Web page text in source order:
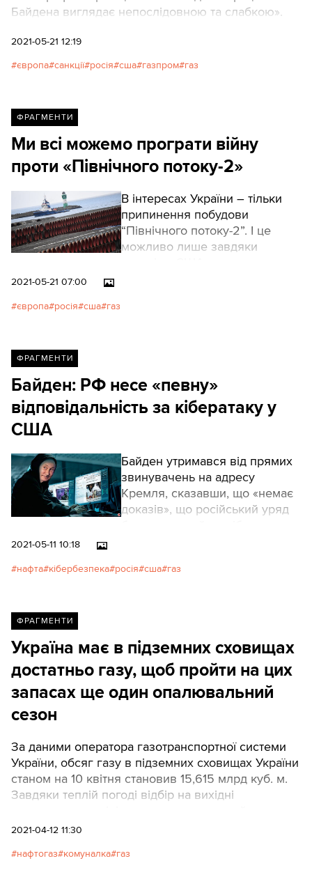
Байдена виглядає непослідовною та слабкою».
2021-05-21 12:19
європа санкції росія сша газпром газ
ФРАГМЕНТИ
Ми всі можемо програти війну
проти «Північного потоку-2»
В інтересах України – тільки
припинення побудови
“Північного потоку-2”. І це
можливо лише завдяки
2021-05-21 07:00
європа росія сша газ
ФРАГМЕНТИ
Байден: РФ несе «певну»
відповідальність за кібератаку у
США
Байден утримався від прямих
звинувачень на адресу
Кремля, сказавши, що «немає
доказів», що російський уряд
забезпечення, яке вони
2021-05-11 10:18
нафта кібербезпека росія сша газ
ФРАГМЕНТИ
Україна має в підземних сховищах
достатньо газу, щоб пройти на цих
запасах ще один опалювальний
сезон
За даними оператора газотранспортної системи
України, обсяг газу в підземних сховищах України
станом на 10 квітня становив 15,615 млрд куб. м.
Завдяки теплій погоді відбір на вихідні
південних містах завершився, вся Україна
2021-04-12 11:30
нафтогаз комуналка газ